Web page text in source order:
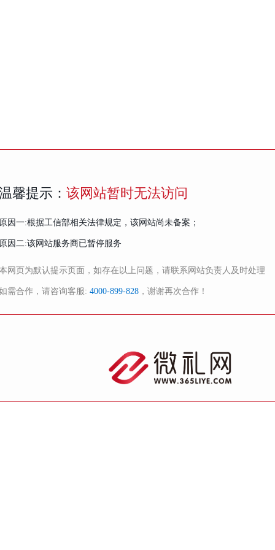
馨提示： 该网站暂时无法访问
因一:根据工信部相关法律规定，该网站尚未备案；
因二:该网站服务商已暂停服务
网页为默认提示页面，如存在以上问题，请联系网站负责人及时处理
需合作，请咨询客服: 4000-899-828 ，谢谢再次合作！